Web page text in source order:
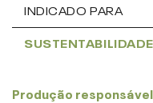
INDICADO PARA
SUSTENTABILIDADE
Produção responsável